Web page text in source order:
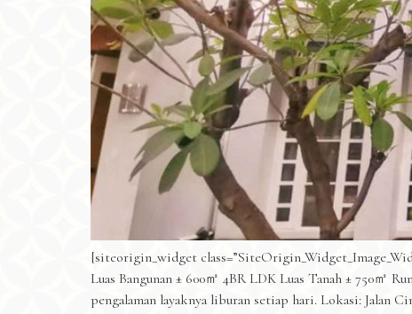
[siteorigin_widget
Luas Bangunan ± 600㎡ 4BR LDK Luas Tanah ± 750
pengalaman layaknya liburan setiap hari. Lokasi: Jalan